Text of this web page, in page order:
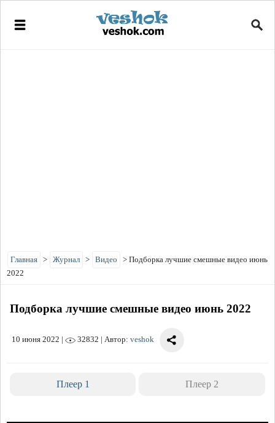
Главная > Журнал > Видео > Подборка лучшие смешные видео июнь
2022
Подборка лучшие смешные видео июнь 2022
10 июня 2022 | 32832 | Автор: veshok
Плеер 1 Плеер 2